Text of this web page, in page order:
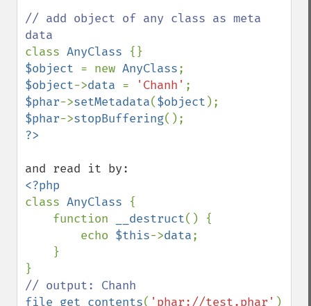
// add object of any class as meta
class AnyClass
$object = new AnyClass
$object->data = 'Chanh'
$phar->setMetadata($object
$phar->stopBuffering
class AnyClass {
    function
__destruct() {
        echo
$this->data;
file_get_contents( 'phar://test.phar'